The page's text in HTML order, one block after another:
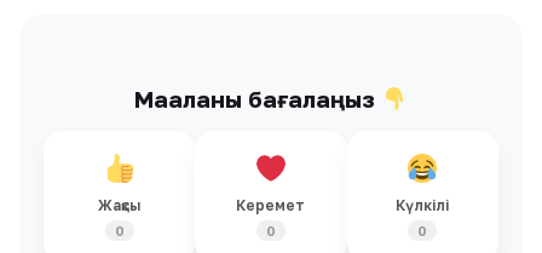
Мақаланы бағалаңыз
Жақсы
0
Керемет
0
Күлкілі
0